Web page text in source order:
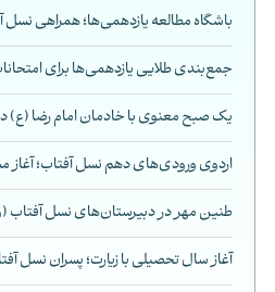
باشگاه مطالعه یازدهمی‌ها؛ همراهی نسل
جمع‌بندی طلایی یازدهمی‌ها برای
یک صبح معنوی با خادمان امام رضا
اردوی ورودی‌های دهم نسل آفتاب؛ آغاز
طنین مهر در دبیرستان‌های نسل آفتاب (واحد
آغاز سال تحصیلی با زیارت؛ پسران نسل